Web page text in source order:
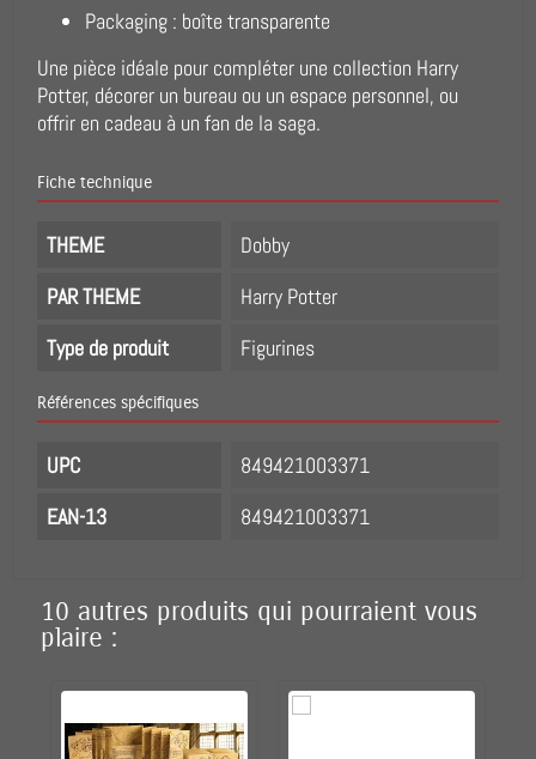
Packaging : boîte transparente
Une pièce idéale pour compléter une collection Harry
Potter, décorer un bureau ou un espace personnel, ou
offrir en cadeau à un fan de la saga.
Fiche technique
THEME
Dobby
PAR THEME
Harry Potter
Type de produit
Figurines
Références spécifiques
UPC
849421003371
EAN-13
849421003371
10 autres produits qui pourraient vous
plaire :